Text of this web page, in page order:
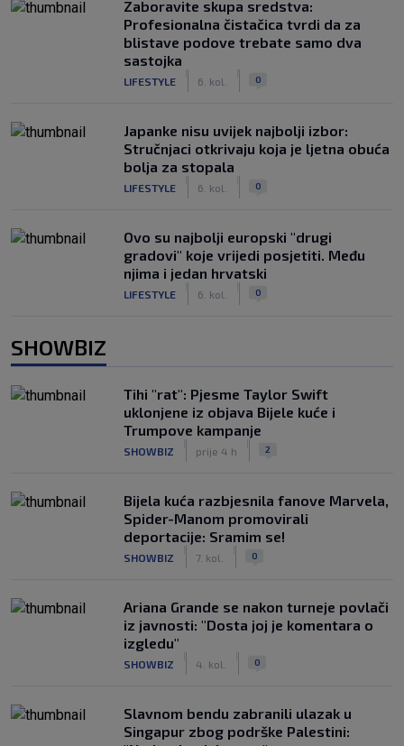
Zaboravite skupa sredstva:
Profesionalna čistačica tvrdi da za
blistave podove trebate samo dva
sastojka
LIFESTYLE 6. kol. 0
Japanke nisu uvijek najbolji izbor:
Stručnjaci otkrivaju koja je ljetna obuća
bolja za stopala
LIFESTYLE 6. kol. 0
Ovo su najbolji europski "drugi
gradovi" koje vrijedi posjetiti. Među
njima i jedan hrvatski
LIFESTYLE 6. kol. 0
SHOWBIZ
Tihi "rat": Pjesme Taylor Swift
uklonjene iz objava Bijele kuće i
Trumpove kampanje
SHOWBIZ prije 4 h 2
Bijela kuća razbjesnila fanove Marvela,
Spider-Manom promovirali
deportacije: Sramim se!
SHOWBIZ 7. kol. 0
Ariana Grande se nakon turneje povlači
iz javnosti: "Dosta joj je komentara o
izgledu"
SHOWBIZ 4. kol. 0
Slavnom bendu zabranili ulazak u
Singapur zbog podrške Palestini: